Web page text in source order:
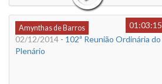
Amynthas de Barros
01:03:15
02/12/2014 - 102ª Reunião Ordinária do
Plenário